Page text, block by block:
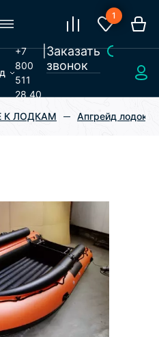
1
+7
800
511
28 40
|Заказать
звонок
К ЛОДКАМ Апгрейд лодок